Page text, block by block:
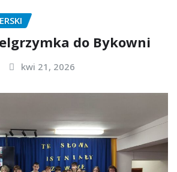
do Bykowni
kwi 21, 2026